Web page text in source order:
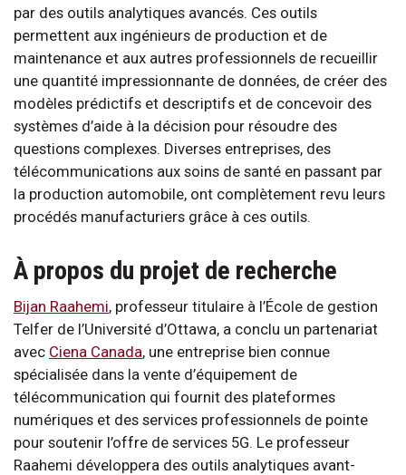
par des outils analytiques avancés. Ces outils
permettent aux ingénieurs de production et de
maintenance et aux autres professionnels de recueillir
une quantité impressionnante de données, de créer des
modèles prédictifs et descriptifs et de concevoir des
systèmes d’aide à la décision pour résoudre des
questions complexes. Diverses entreprises, des
télécommunications aux soins de santé en passant par
la production automobile, ont complètement revu leurs
procédés manufacturiers grâce à ces outils.
À propos du projet de recherche
Bijan Raahemi, professeur titulaire à l’École de gestion
Telfer de l’Université d’Ottawa, a conclu un partenariat
avec Ciena Canada, une entreprise bien connue
spécialisée dans la vente d’équipement de
télécommunication qui fournit des plateformes
numériques et des services professionnels de pointe
pour soutenir l’offre de services 5G. Le professeur
Raahemi développera des outils analytiques avant-